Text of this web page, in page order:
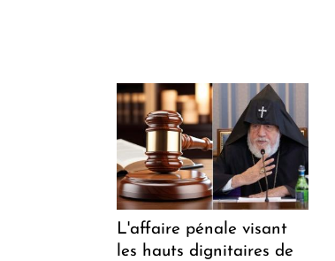
L'affaire pénale visant
les hauts dignitaires de